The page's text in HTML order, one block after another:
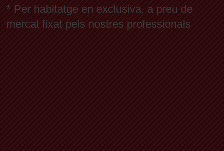
* Per habitatge en exclusiva, a preu de
mercat fixat pels nostres professionals